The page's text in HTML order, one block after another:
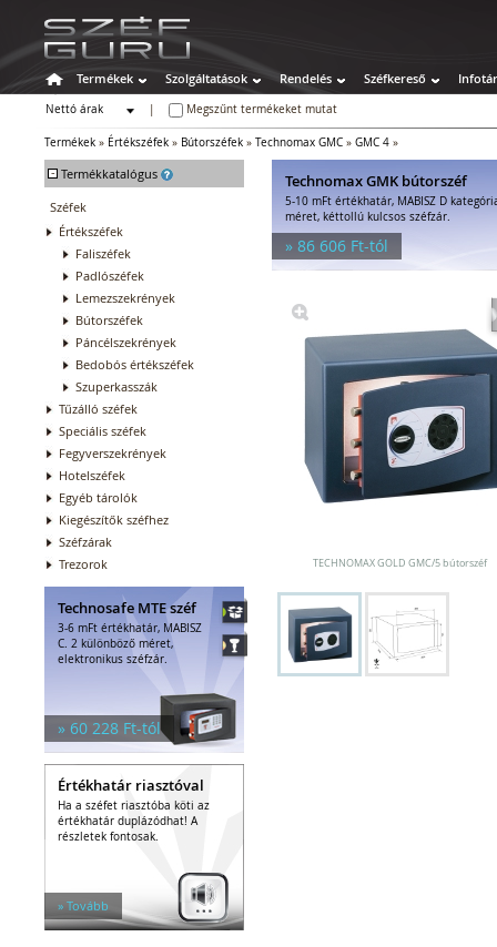
Termékek Szolgáltatások Rendelés Széfkereső Infotár
Nettó árak
Megszűnt termékeket mutat
Termékek » Értékszéfek » Bútorszéfek » Technomax GMC » GMC 4 »
- Termékkatalógus
Széfek
Értékszéfek
Faliszéfek
Padlószéfek
Lemezszekrények
Bútorszéfek
Páncélszekrények
Bedobós értékszéfek
Szuperkasszák
Tűzálló széfek
Speciális széfek
Fegyverszekrények
Hotelszéfek
Egyéb tárolók
Kiegészítők széfhez
Széfzárak
Trezorok
Technosafe MTE széf
3-6 mFt értékhatár, MABISZ
C. 2 különböző méret,
elektronikus széfzár.
» 60 228 Ft-tól
Értékhatár riasztóval
Ha a széfet riasztóba köti az
értékhatár duplázódhat! A
részletek fontosak.
» Tovább
Technomax GMK bútorszéf
5-10 mFt értékhatár, MABISZ D
méret, kéttollú kulcsos széfzár.
» 86 606 Ft-tól
TECHNOMAX GOLD GMC/5 bútorszéf